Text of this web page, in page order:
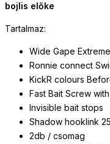
bojlis előke
Tartalmaz:
Wide Gape
Ronnie connect
KickR colours
Fast Bait Screw
Invisible bait stops
Shadow hooklink
2db / csomag